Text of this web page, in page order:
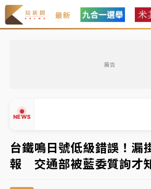
最新
廣告
NEWS
周末精選｜
面手法 郭台銘、蔡英文成關鍵
本周爆款短影音｜ 柯文哲帶電子手鐶
蔻蔡玉真開撕爆料
周末精選｜ 跨境網購族注意！EZ Way
台鐵鳴日號低級錯誤！漏
報 交通部被藍委質詢才